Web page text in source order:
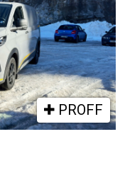
PROFF